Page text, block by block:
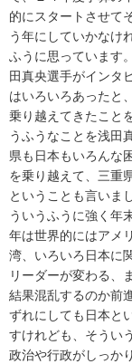
的にスタートさせて
う年にしていかなけ
ふうに思っています
田真央選手がインタ
はいろいろあったと
乗り越えてきたこと
うふうなことを浅田
県も日本もいろんな
を乗り越えて、三重
ということも言いま
ういうふうに強く年
年は世界的にはアメ
湾、いろいろ日本に
リーダーが変わる、
結果混乱するのか前
ずれにしても日本と
すけれども、そうい
政治や行政がしっか